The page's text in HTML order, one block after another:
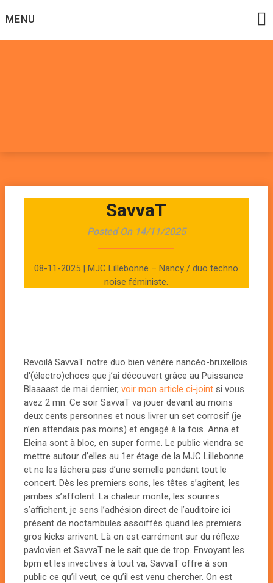
toMENU
SavvaT
Posted On 14/11/2025
08-11-2025 | MJC Lillebonne – Nancy / duo techno
noise féministe.
Revoilà SavvaT notre duo bien vénère nancéo-bruxellois
d'(électro)chocs que j’ai découvert grâce au Puissance
Blaaaast de mai dernier, voir mon article ci-jointsi vous
avez 2 mn. Ce soir SavvaT va jouer devant au moins
deux cents personnes et nous livrer un set corrosif (je
n’en attendais pas moins) et engagé à la fois. Anna et
Eleina sont à bloc, en super forme. Le public viendra se
mettre autour d’elles au 1er étage de la MJC Lillebonne
et ne les lâchera pas d’une semelle pendant tout le
concert. Dès les premiers sons, les têtes s’agitent, les
jambes s’affolent. La chaleur monte, les sourires
s’affichent, je sens l’adhésion direct de l’auditoire ici
présent de noctambules assoiffés quand les premiers
gros kicks arrivent. Là on est carrément sur du réflexe
pavlovien et SavvaT ne le sait que de trop. Envoyant les
bpm et les invectives à tout va, SavvaT offre à son
public ce qu’il veut, ce qu’il est venu chercher. On est